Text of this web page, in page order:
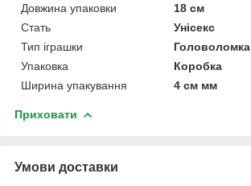
Довжина упаковки
18 см
Стать
Унісекс
Тип іграшки
Головоломка
Упаковка
Коробка
Ширина упакування
4 см мм
Приховати
Умови доставки